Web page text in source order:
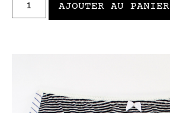
AJOUTER AU PANIER